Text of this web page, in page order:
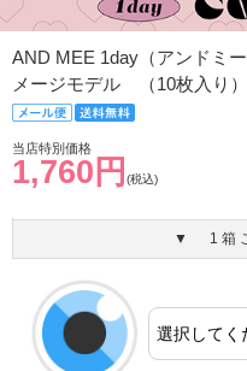
AND MEE 1day（アンドミ
メージモデル （10枚入り）
当店特別価格
1,760円 (税込)
▼ 1箱